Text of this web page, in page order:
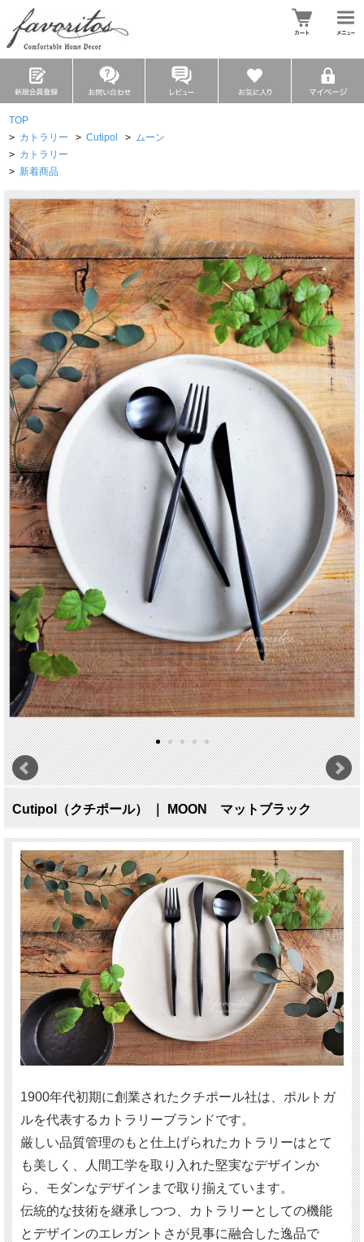
TOP
> カトラリー > Cutipol > ムーン
> カトラリー
> 新着商品
Cutipol（クチポール） ｜ MOON マットブラック
1900年代初期に創業されたクチポール社は、ポルトガ
ルを代表するカトラリーブランドです。
厳しい品質管理のもと仕上げられたカトラリーはとて
も美しく、人間工学を取り入れた堅実なデザインか
ら、モダンなデザインまで取り揃えています。
伝統的な技術を継承しつつ、カトラリーとしての機能
とデザインのエレガントさが見事に融合した逸品で